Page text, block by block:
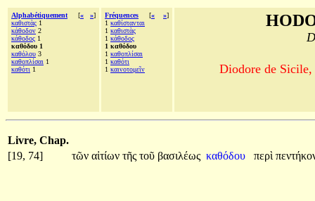
Alphabétiquement [« »]
καθιστὰς 1
κάθοδον 2
κάθοδος 1
καθόδου 1
καθόλου 3
καθοπλίσαι 1
καθότι 1
Fréquences [« »]
1 καθίστανται
1 καθιστὰς
1 κάθοδος
1 καθόδου
1 καθοπλίσαι
1 καθότι
1 καινοτομεῖν Diodore de
Livre, Chap.
[19, 74]
τῶν αἰτίων τῆς τοῦ βασιλέως καθόδου περὶ